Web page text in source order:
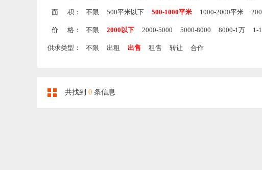
面 积： 不限 500平米以下 500-1000平米 1000-2000平米
价 格： 不限 2000以下 2000-5000 5000-8000 8000-1万 1-
供求类型： 不限 出租 出售 租售 转让 合作
共找到 0 条信息